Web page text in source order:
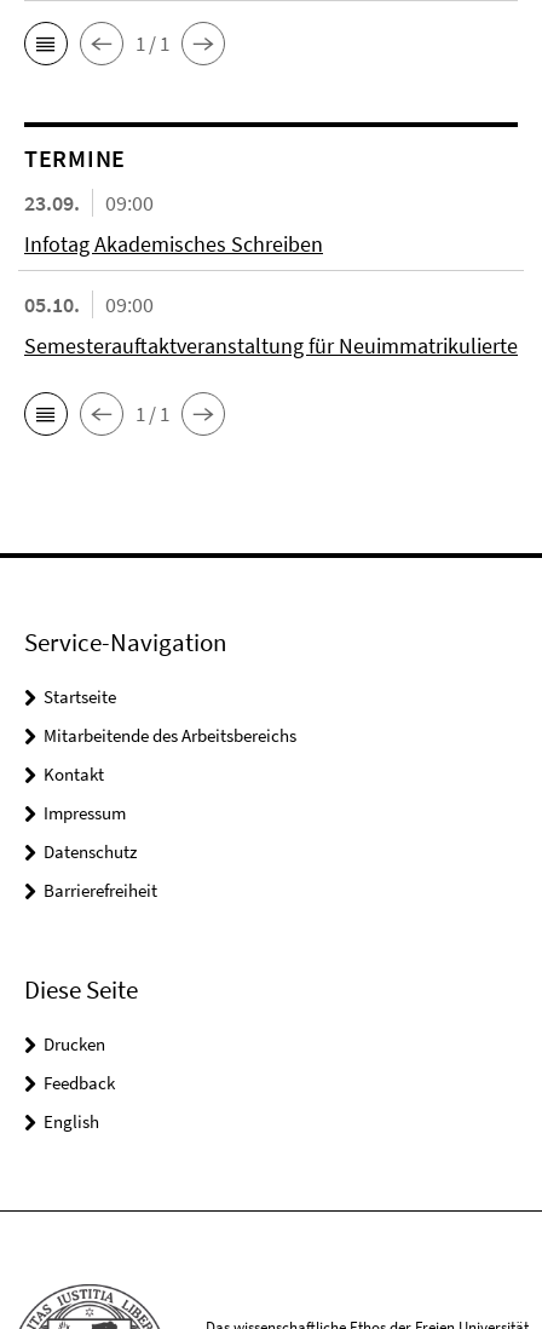
1 / 1
TERMINE
23.09.
09:00
Infotag Akademisches Schreiben
05.10.
09:00
Semesterauftaktveranstaltung für Neuimmatrikulierte
1 / 1
Service-Navigation
Startseite
Mitarbeitende des Arbeitsbereichs
Kontakt
Impressum
Datenschutz
Barrierefreiheit
Diese Seite
Drucken
Feedback
English